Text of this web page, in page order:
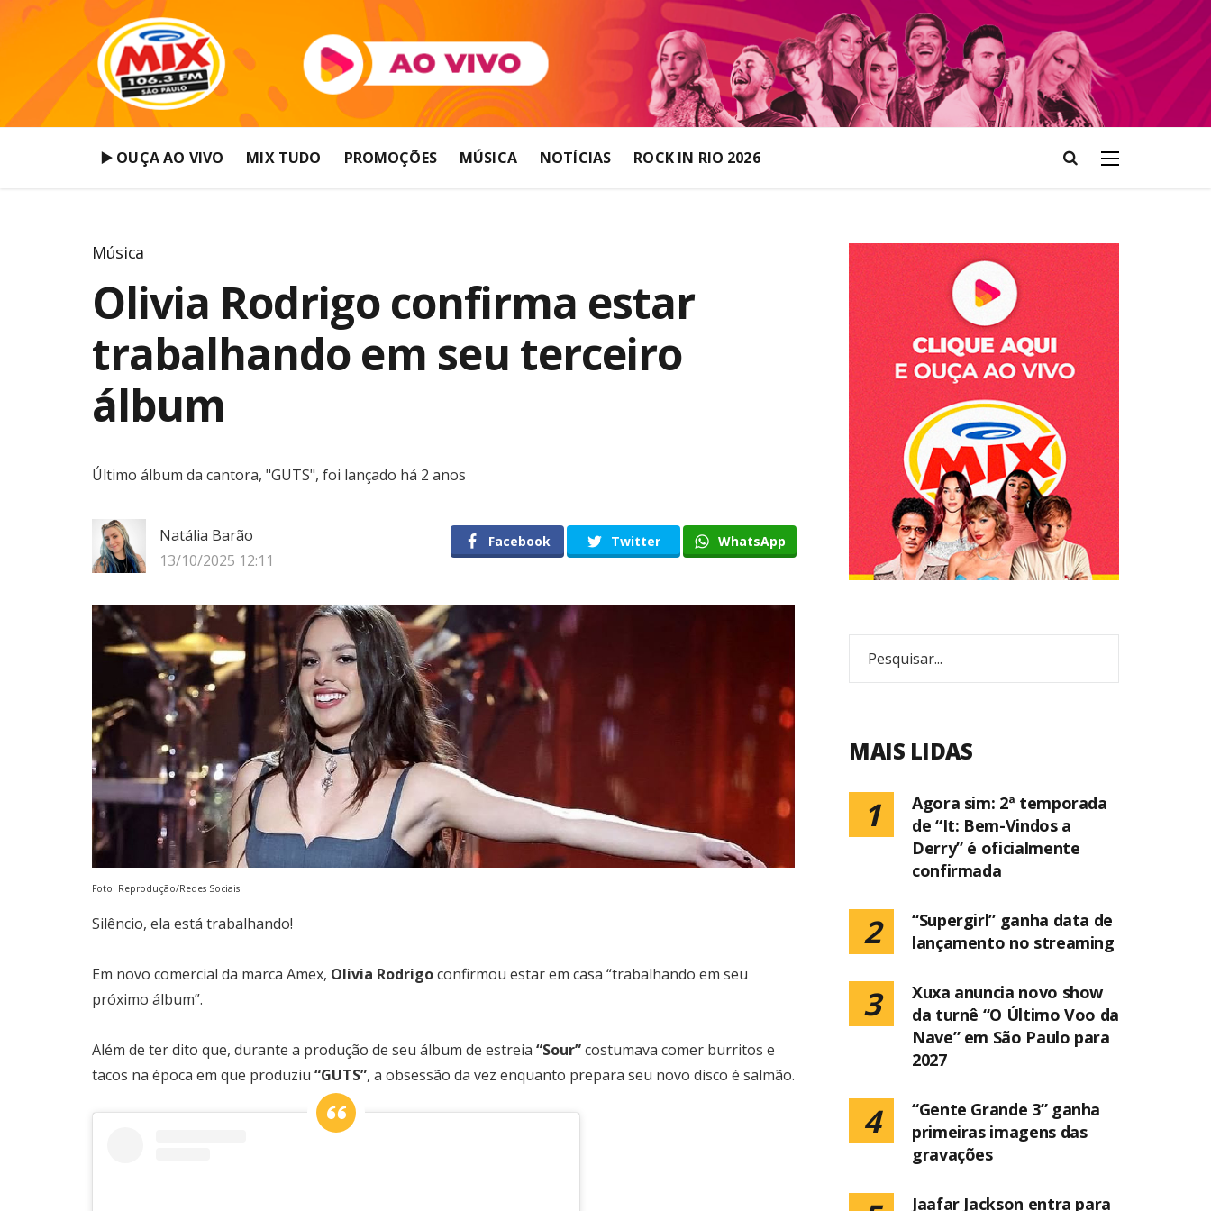
▶️ OUÇA AO VIVO MIX TUDO PROMOÇÕES MÚSICA NOTÍCIAS ROCK IN RIO 2026
Música
Olivia Rodrigo confirma estar
trabalhando em seu terceiro
álbum
Último álbum da cantora, "GUTS", foi lançado há 2 anos
Natália Barão
13/10/2025 12:11
Facebook Twitter WhatsApp
Foto: Reprodução/Redes Sociais
Silêncio, ela está trabalhando!
Em novo comercial da marca Amex, Olivia Rodrigoconfirmou estar em casa “trabalhando em seu
próximo álbum”.
Além de ter dito que, durante a produção de seu álbum de estreia “Sour”costumava comer burritos e
tacos na época em que produziu “GUTS”, a obsessão da vez enquanto prepara seu novo disco é salmão.
MAIS LIDAS
1
Agora sim: 2ª temporada
de “It: Bem-Vindos a
Derry” é oficialmente
confirmada
2
“Supergirl” ganha data de
lançamento no streaming
3
Xuxa anuncia novo show
da turnê “O Último Voo da
Nave” em São Paulo para
2027
4
“Gente Grande 3” ganha
primeiras imagens das
gravações
Jaafar Jackson entra para